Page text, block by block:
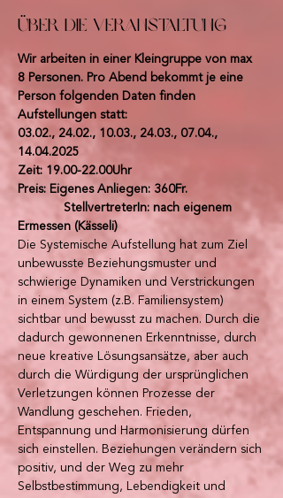
Über die Veranstaltung
Wir arbeiten in einer Kleingruppe von max
8 Personen. Pro Abend bekommt je eine
Person folgenden Daten finden
Aufstellungen statt:
03.02., 24.02., 10.03., 24.03., 07.04.,
14.04.2025
Zeit: 19.00-22.00Uhr
Preis: Eigenes Anliegen: 360Fr.
Ermessen (Kässeli)
Die Systemische Aufstellung hat zum Ziel
unbewusste Beziehungsmuster und
schwierige Dynamiken und Verstrickungen
in einem System (z.B. Familiensystem)
sichtbar und bewusst zu machen. Durch die
dadurch gewonnenen Erkenntnisse, durch
neue kreative Lösungsansätze, aber auch
durch die Würdigung der ursprünglichen
Verletzungen können Prozesse der
Wandlung geschehen. Frieden,
Entspannung und Harmonisierung dürfen
sich einstellen. Beziehungen verändern sich
positiv, und der Weg zu mehr
Selbstbestimmung, Lebendigkeit und